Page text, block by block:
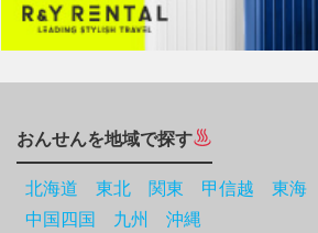
おんせんを地域で探す
北海道 東北 関東 甲信越 東海
中国四国
九州 沖縄